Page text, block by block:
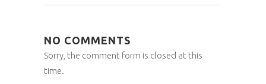
NO COMMENTS
Sorry, the comment form is closed at this
time.